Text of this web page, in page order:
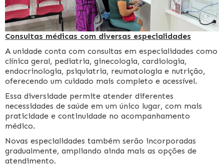
Consultas médicas com diversas especialidades
A unidade conta com consultas em especialidades como
clínica geral, pediatria, ginecologia, cardiologia,
endocrinologia, psiquiatria, reumatologia e nutrição,
oferecendo um cuidado mais completo e acessível.
Essa diversidade permite atender diferentes
necessidades de saúde em um único lugar, com mais
praticidade e continuidade no acompanhamento
médico.
Novas especialidades também serão incorporadas
gradualmente, ampliando ainda mais as opções de
atendimento.